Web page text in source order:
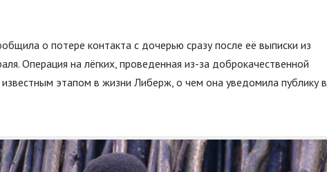
о потере контакта с дочерью сразу после её выписки из
Операция на лёгких, проведенная из-за доброкачественной
этапом в жизни Либерж, о чем она уведомила публику в